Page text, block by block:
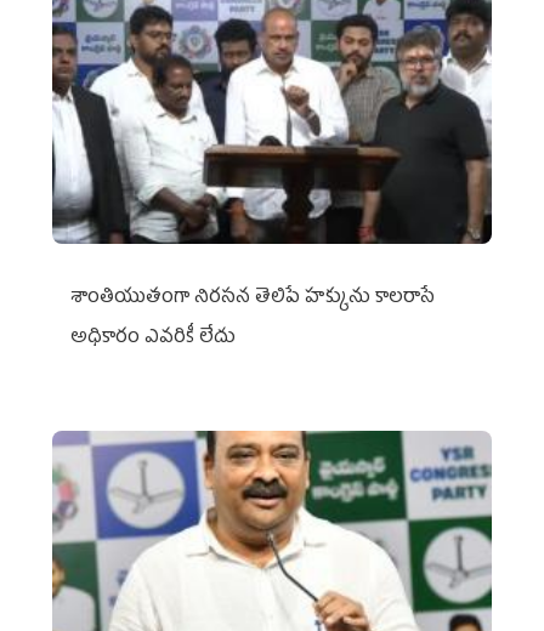
శాంతియుతంగా నిరసన తెలిపే హక్కును కాలరాసే
అధికారం ఎవరికీ లేదు